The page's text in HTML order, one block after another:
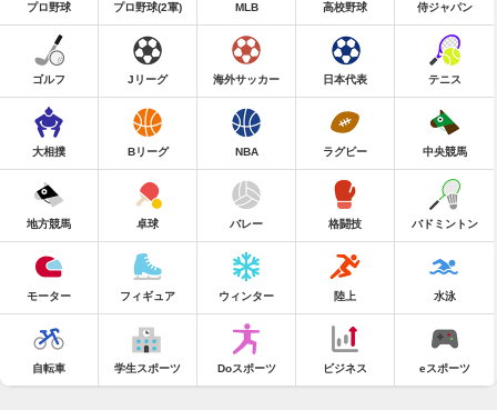
プロ野球 プロ野球(2軍) MLB 高校野球 侍ジャパン
ゴルフ Jリーグ 海外サッカー 日本代表 テニス
大相撲 Bリーグ NBA ラグビー 中央競馬
地方競馬 卓球 バレー 格闘技 バドミントン
モーター フィギュア ウィンター 陸上 水泳
自転車 学生スポーツ Doスポーツ ビジネス eスポーツ